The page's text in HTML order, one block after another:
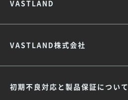
VASTLAND
VASTLAND株式会社
初期不良対応と製品保証について